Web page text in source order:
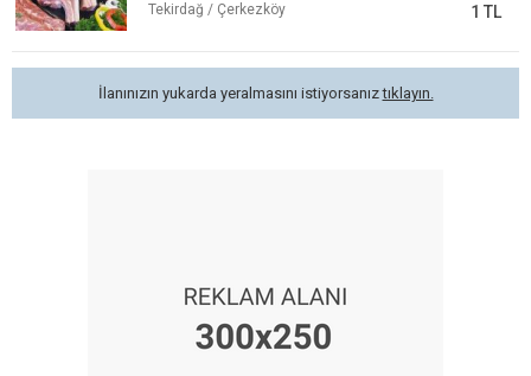
Tekirdağ / Çerkezköy 1 TL
İlanınızın yukarda yeralmasını istiyorsanıztıklayın.